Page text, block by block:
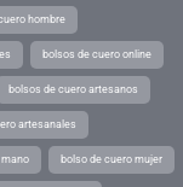
hombre
bolsos de cuero online
bolsos de cuero artesanos
artesanales
bolso de cuero mujer